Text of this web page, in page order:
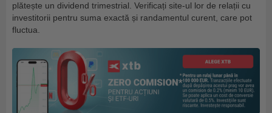
plătește un dividend trimestrial. Verificați site-ul lor de relații cu
investitorii pentru suma exactă și randamentul curent, care pot
fluctua.